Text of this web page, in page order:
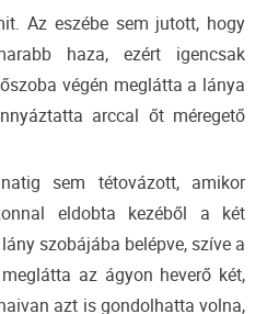
Az eszébe sem jutott, hogy
haza, ezért igencsak
végén meglátta a lánya
arccal őt méregető
sem tétovázott, amikor
eldobta kezéből a két
szobájába belépve, szíve a
az ágyon heverő két,
azt is gondolhatta volna,